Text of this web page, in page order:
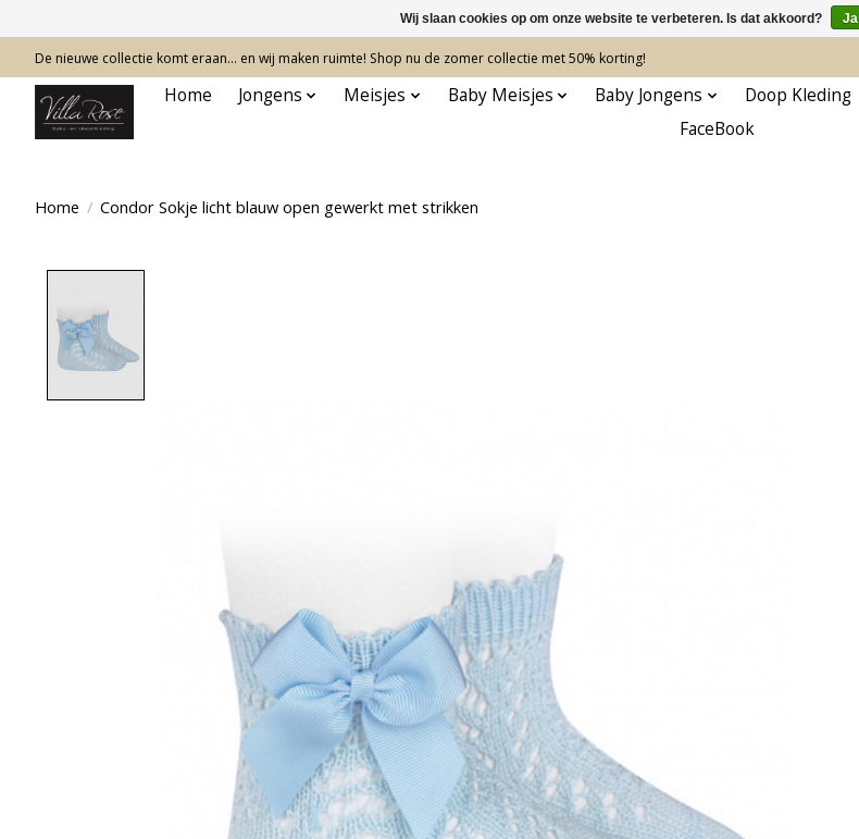
De nieuwe collectie komt eraan… en wij maken ruimte! Shop nu de zomer collectie met 50% korting!
Home Jongens Meisjes Baby Meisjes Baby Jongens Doop Kleding
FaceBook
Home / Condor Sokje licht blauw open gewerkt met strikken
Wij slaan cookies op om onze website te verbeteren. Is dat akkoord? Ja